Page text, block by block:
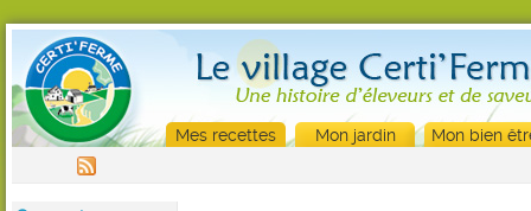
Mes recettes Mon jardin Mon bien